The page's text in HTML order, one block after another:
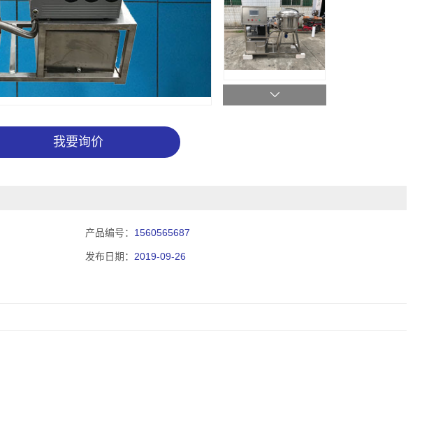
我要询价
产品编号： 1560565687
发布日期： 2019-09-26